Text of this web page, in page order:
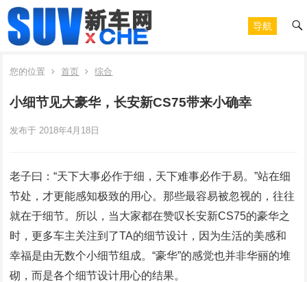
导航
您的位置 首页 综合
小细节见大豪华，长安新CS75带来小确幸
发布于 2018年4月18日
老子曰：“天下大事必作于细，天下难事必作于易。”站在细
节处，才更能感知极致的用心。那些最容易被忽视的，往往
就在于细节。所以，当大家都在赞叹长安新CS75的豪华之
时，更多车主关注到了TA的细节设计，因为生活的美感和
幸福是由无数个小细节组成。“豪华”的感觉也并非华丽的堆
砌，而是各个细节设计用心的结果。